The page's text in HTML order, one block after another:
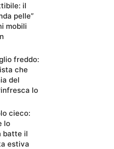
il
pelle”
mobili
freddo:
che
del
lo
cieco:
lo
batte il
estiva